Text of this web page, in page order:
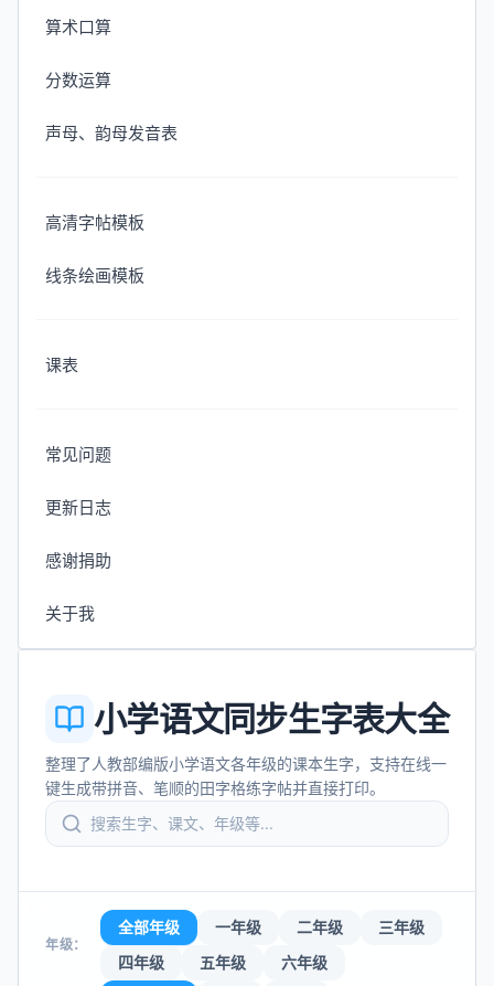
算术口算
分数运算
声母、韵母发音表
高清字帖模板
线条绘画模板
课表
常见问题
更新日志
感谢捐助
关于我
小学语文同步生字表大全
整理了人教部编版小学语文各年级的课本生字，支持在线一
键生成带拼音、笔顺的田字格练字帖并直接打印。
年级：
全部年级 一年级 二年级
三年级
四年级
五年级 六年级